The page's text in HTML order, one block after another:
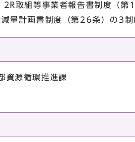
2R取組等事業者報告書制度（
量計画書制度（第26条）の3制
資源循環推進課